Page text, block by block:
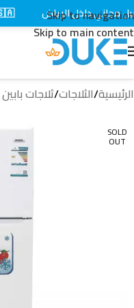
Skip to navigation
Skip to main content
الرئيسية/الثلاجات/ثلاجات بابين
SOLD
OUT
داخل الرياض 🇸🇦 شركة دوك الوكيل المعتمد بالسعودية